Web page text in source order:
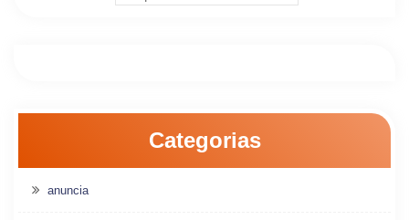
Categorias
anuncia